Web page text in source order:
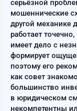
серьёзной
мошеннические
другой механике
работает
имеет дело с
формирует
поэтому его
как совет
большинство
в юридическом
некомпетентны